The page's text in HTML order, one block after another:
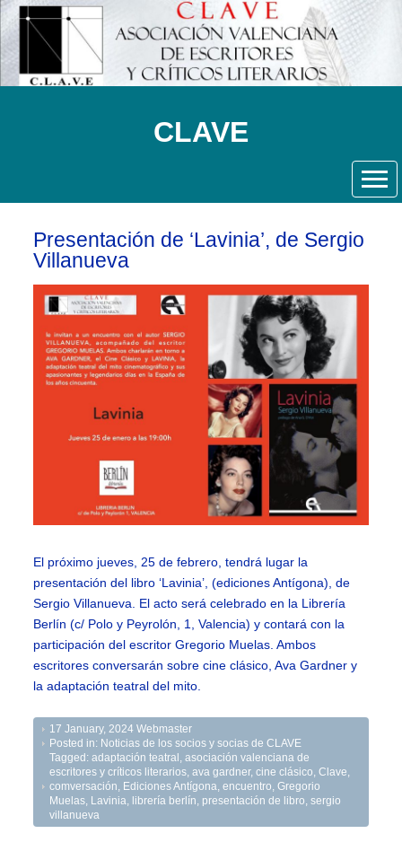
CLAVE
Presentación de ‘Lavinia’, de Sergio
Villanueva
El próximo jueves, 25 de febrero, tendrá lugar la
presentación del libro ‘Lavinia’, (ediciones Antígona), de
Sergio Villanueva. El acto será celebrado en la Librería
Berlín (c/ Polo y Peyrolón, 1, Valencia) y contará con la
participación del escritor Gregorio Muelas. Ambos
escritores conversarán sobre cine clásico, Ava Gardner y
la adaptación teatral del mito.
17 January, 2024 Webmaster
Posted in: Noticias de los socios y socias de CLAVE
Tagged:adaptación teatral ,asociación valenciana de
escritores y críticos literarios ,ava gardner,cine clásico ,Clave
comversación
Ediciones Antígona ,encuentro ,Gregorio
Muelas
Lavinia librería berlín presentación de libro ,sergio
villanueva